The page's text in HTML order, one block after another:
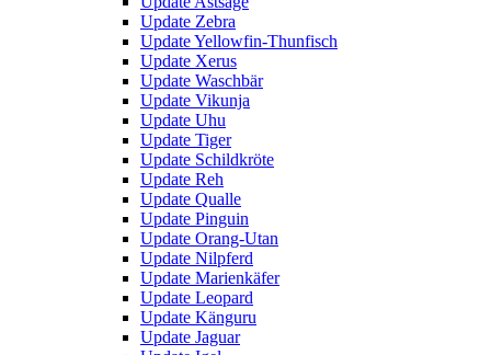
Update Zebra
Update Yellowfin-Thunfisch
Update Xerus
Update Waschbär
Update Vikunja
Update Uhu
Update Tiger
Update Schildkröte
Update Reh
Update Qualle
Update Pinguin
Update Orang-Utan
Update Nilpferd
Update Marienkäfer
Update Leopard
Update Känguru
Update Jaguar